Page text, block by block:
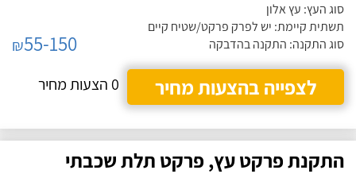
סוג העץ: עץ אלון
תשתית קיימת: יש לפרק פרקט/שטיח קיים
סוג התקנה: התקנה בהדבקה
₪55-150
לצפייה בהצעות מחיר
0 הצעות מחיר
התקנת פרקט עץ, פרקט תלת שכבתי